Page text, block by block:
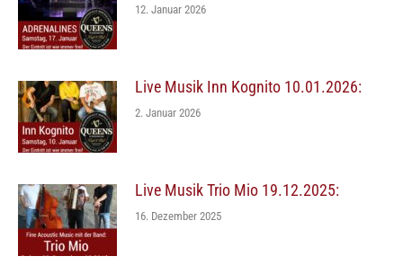
12. Januar 2026
Live Musik Inn Kognito 10.01.2026:
2. Januar 2026
Live Musik Trio Mio 19.12.2025:
16. Dezember 2025